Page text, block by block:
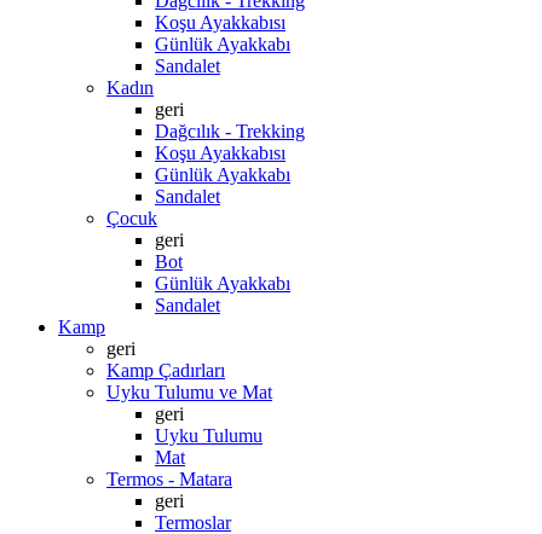
Koşu Ayakkabısı
Günlük Ayakkabı
Sandalet
Kadın
geri
Dağcılık - Trekking
Koşu Ayakkabısı
Günlük Ayakkabı
Sandalet
Çocuk
geri
Bot
Günlük Ayakkabı
Sandalet
Kamp
geri
Kamp Çadırları
Uyku Tulumu ve Mat
geri
Uyku Tulumu
Mat
Termos - Matara
geri
Termoslar